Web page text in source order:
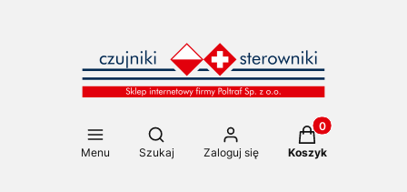
Menu
Otwórz wyszukiwarkę
Szukaj Zaloguj się
Produkty w
Koszyk